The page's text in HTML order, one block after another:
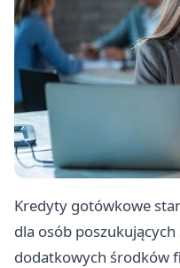
Kredyty gotówkowe
dla osób
dodatkowych środków